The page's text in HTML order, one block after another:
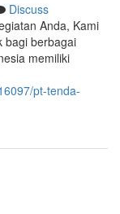
Discuss
Anda, Kami
bagi berbagai
memiliki
pt-tenda-